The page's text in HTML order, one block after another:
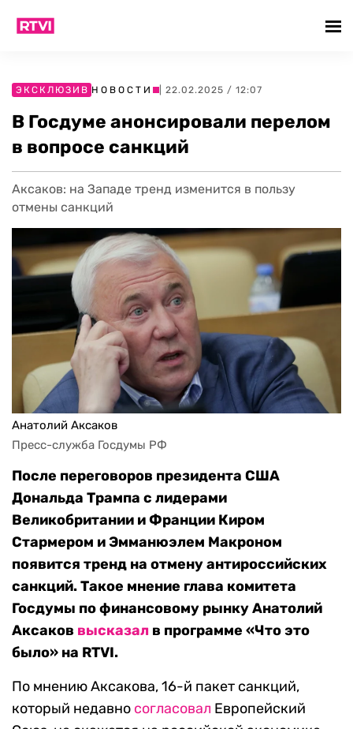
ЭКСКЛЮЗИВ НОВОСТИ | 22.02.2025 / 12:07
В Госдуме анонсировали перелом
в вопросе санкций
Аксаков: на Западе тренд изменится в пользу
отмены санкций
Анатолий Аксаков
Пресс-служба Госдумы РФ
После переговоров президента США
Дональда Трампа с лидерами
Великобритании и Франции Киром
Стармером и Эмманюэлем Макроном
появится тренд на отмену антироссийских
санкций. Такое мнение глава комитета
Госдумы по финансовому рынку Анатолий
Аксаков высказал в программе «Что это
было» на RTVI.
По мнению Аксакова, 16-й пакет санкций,
который недавно согласовал Европейский